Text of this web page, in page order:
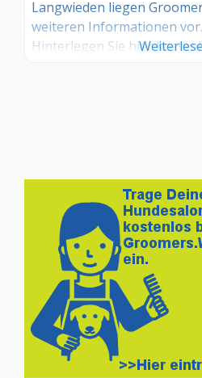
Langwieden liegen
weiteren Informationen
Hinterlegen Sie hier